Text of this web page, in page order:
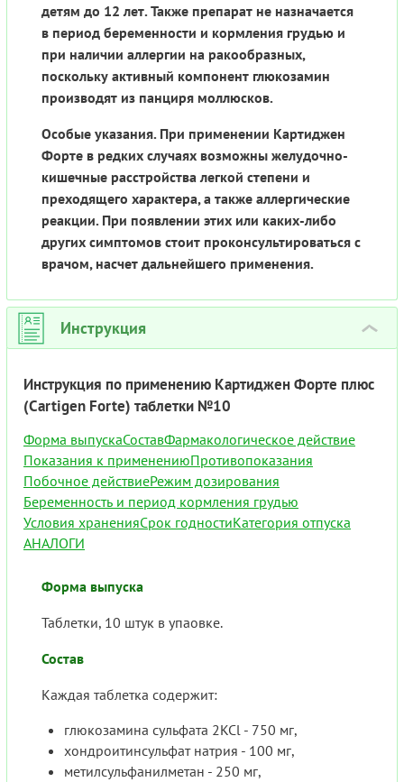
детям до 12 лет. Также препарат не назначается
в период беременности и кормления грудью и
при наличии аллергии на ракообразных,
поскольку активный компонент глюкозамин
производят из панциря моллюсков.
Особые указания. При применении Картиджен
Форте в редких случаях возможны желудочно-
кишечные расстройства легкой степени и
преходящего характера, а также аллергические
реакции. При появлении этих или каких-либо
других симптомов стоит проконсультироваться с
врачом, насчет дальнейшего применения.
Инструкция ›
Инструкция по применению Картиджен Форте плюс
(Cartigen Forte) таблетки №10
Форма выпускаСоставФармакологическое действие
Показания к применениюПротивопоказания
Побочное действиеРежим дозирования
Беременность и период кормления грудью
Условия храненияСрок годностиКатегория отпуска
АНАЛОГИ
Форма выпуска
Таблетки, 10 штук в упаовке.
Состав
Каждая таблетка содержит:
глюкозамина сульфата 2KCl - 750 мг,
хондроитинсульфат натрия - 100 мг,
метилсульфанилметан - 250 мг,